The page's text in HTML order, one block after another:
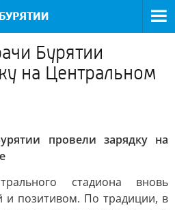
Бурятии
на Центральном
провели зарядку на
стадиона вновь
и позитивом. По традиции, в